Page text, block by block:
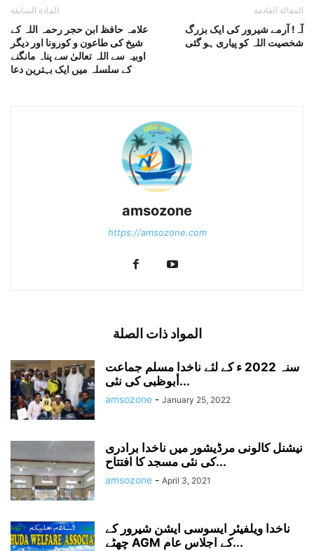
المادة السابقة
علامہ حافظ ابن حجر رحمہ اللہ کے
شیخ کی طاعون و کورونا اور دیگر
اوبیہ سے اللہ تعالیٰ سے پناہ مانگنے
کے سلسلہ میں ایک بہترین دعا
المقالة القادمة
آہ! آرمے شیرور کی ایک بزرگ
شخصیت اللہ کو پیاری ہو گئی
amsozone
https://amsozone.com
المواد ذات الصلة
سنہ 2022 ء کے لئے ناخدا مسلم جماعت
أبوظبی کی نئی...
amsozone - January 25, 2022
نیشنل کالونی مرڈیشور میں ناخدا برادری
کی نئی مسجد کا افتتاح...
amsozone - April 3, 2021
ناخدا ویلفیئر ایسوسی ایشن شیرور کے
چھٹے AGM کے اجلاس عام...